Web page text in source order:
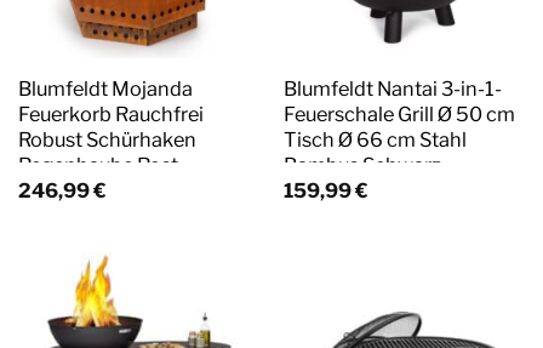
Blumfeldt Mojanda
Feuerkorb Rauchfrei
Robust Schürhaken
Regenhaube Rost
246,99€
Blumfeldt Nantai 3-in-1-
Feuerschale Grill Ø 50 cm
Tisch Ø 66 cm Stahl
Bambus Schwarz
159,99€